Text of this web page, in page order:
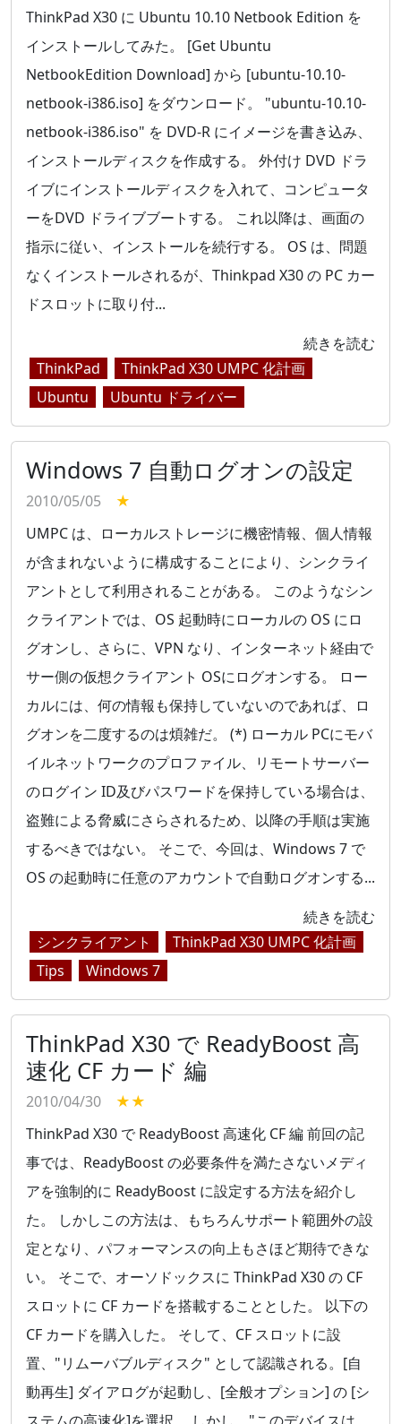
ThinkPad X30 に Ubuntu 10.10 Netbook Edition を
インストールしてみた。 [Get Ubuntu
NetbookEdition Download] から [ubuntu-10.10-
netbook-i386.iso] をダウンロード。 "ubuntu-10.10-
netbook-i386.iso" を DVD-R にイメージを書き込み、
インストールディスクを作成する。 外付け DVD ドラ
イブにインストールディスクを入れて、コンピュータ
ーをDVD ドライブブートする。 これ以降は、画面の
指示に従い、インストールを続行する。 OS は、問題
なくインストールされるが、Thinkpad X30 の PC カー
ドスロットに取り付...
続きを読む
ThinkPad
ThinkPad X30 UMPC 化計画
Ubuntu
Ubuntu ドライバー
Windows 7 自動ログオンの設定
2010/05/05
★
UMPC は、ローカルストレージに機密情報、個人情報
が含まれないように構成することにより、シンクライ
アントとして利用されることがある。 このようなシン
クライアントでは、OS 起動時にローカルの OS にロ
グオンし、さらに、VPN なり、インターネット経由で
サー側の仮想クライアント OSにログオンする。 ロー
カルには、何の情報も保持していないのであれば、ロ
グオンを二度するのは煩雑だ。 (*) ローカル PCにモバ
イルネットワークのプロファイル、リモートサーバー
のログイン ID及びパスワードを保持している場合は、
盗難による脅威にさらされるため、以降の手順は実施
するべきではない。 そこで、今回は、Windows 7 で
OS の起動時に任意のアカウントで自動ログオンする...
続きを読む
シンクライアント
ThinkPad X30 UMPC 化計画
Tips
Windows 7
ThinkPad X30 で ReadyBoost 高
速化 CF カード 編
2010/04/30
★★
ThinkPad X30 で ReadyBoost 高速化 CF 編 前回の記
事では、ReadyBoost の必要条件を満たさないメディ
アを強制的に ReadyBoost に設定する方法を紹介し
た。 しかしこの方法は、もちろんサポート範囲外の設
定となり、パフォーマンスの向上もさほど期待できな
い。 そこで、オーソドックスに ThinkPad X30 の CF
スロットに CF カードを搭載することとした。 以下の
CF カードを購入した。 そして、CF スロットに設
置、"リムーバブルディスク" として認識される。[自
動再生] ダイアログが起動し、[全般オプション] の [シ